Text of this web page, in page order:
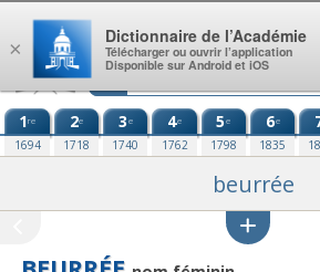
Aller au contenu
1re
1694
2e
1718
3e
1740
4e
1762
5e
1798
6e
1835
beurrée
×
Dictionnaire de l’Académie
Télécharger ou ouvrir l’application
Disponible sur Android et iOS